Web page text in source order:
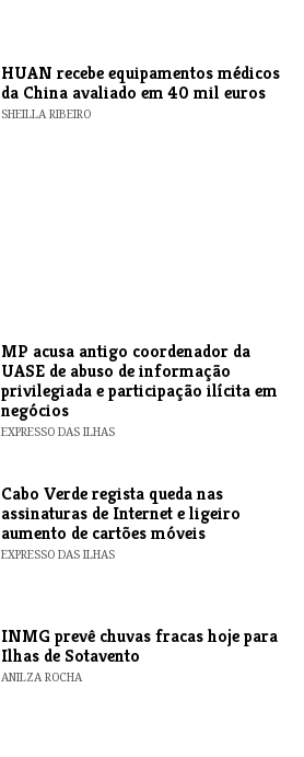
HUAN recebe equipamentos médicos
da China avaliado em 40 mil euros
SHEILLA RIBEIRO
MP acusa antigo coordenador da
UASE de abuso de informação
privilegiada e participação ilícita em
negócios
EXPRESSO DAS ILHAS
Cabo Verde regista queda nas
assinaturas de Internet e ligeiro
aumento de cartões móveis
EXPRESSO DAS ILHAS
INMG prevê chuvas fracas hoje para
Ilhas de Sotavento
ANILZA ROCHA